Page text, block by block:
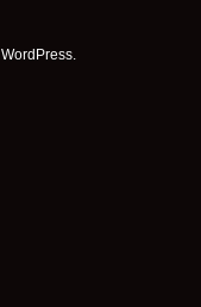
WordPress.